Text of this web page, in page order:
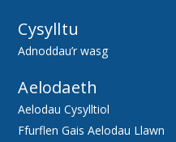
Cysylltu
Adnoddau’r wasg
Aelodaeth
Aelodau Cysylltiol
Ffurflen Gais Aelodau Llawn